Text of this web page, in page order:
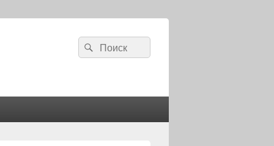
Search
for:
Search